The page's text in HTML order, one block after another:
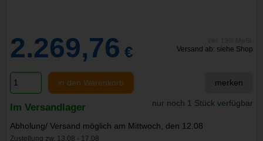
2.269,76 € Versand ab: siehe Shop
in den Warenkorb merken
Im Versandlager nur noch 1 Stück verfügbar
Abholung/ Versand möglich am Mittwoch, den 12.08
Zustellung zw. 13.08 - 17.08